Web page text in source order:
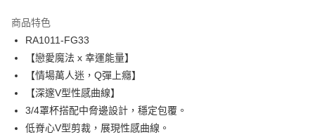
合作金庫商業銀行
華南商業銀行
上海商業儲蓄銀行
國泰世華商業銀行
臺灣中小企業銀行
匯豐（台灣）商業銀行
聯邦商業銀行
遠東國際商業銀行
元大商業銀行
LINE Pay
Apple Pay
悠遊付
商品特色
RA1011-FG33
【戀愛魔法 x 幸運能量】
【情場萬人迷，Q彈上癮】
【深邃V型性感曲線】
3/4罩杯搭配中脅邊設計，穩定包覆。
低脊心V型剪裁，展現性感曲線。